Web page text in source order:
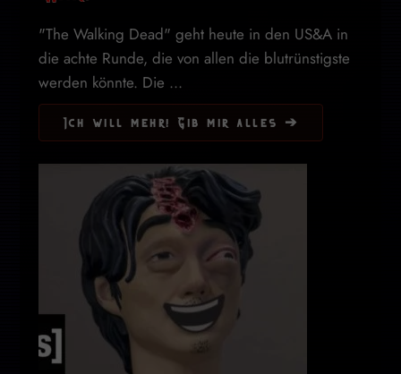
"The Walking Dead" geht heute in den US&A in
die achte Runde, die von allen die blutrünstigste
werden könnte. Die ...
Ich will mehr! Gib mir alles ➔